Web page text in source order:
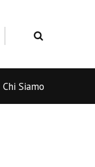
Chi Siamo